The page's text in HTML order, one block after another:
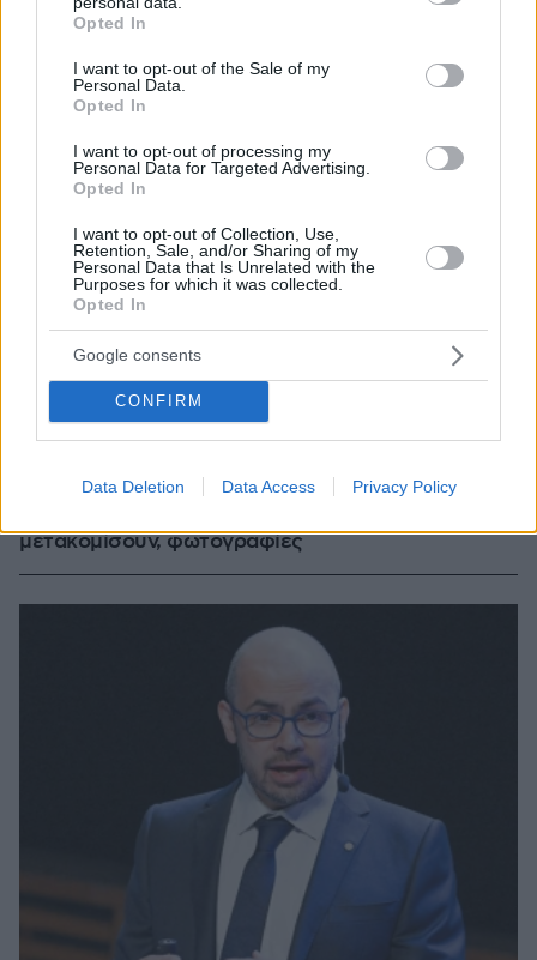
grant or deny consent to Google and its third-party tags to
use your data for below specified purposes in below Google
consent section.
Opted In
I want to opt-out of the Sale of my
Personal Data.
Opted In
I want to opt-out of processing my
Personal Data for Targeted Advertising.
Opted In
I want to opt-out of Collection, Use,
Retention, Sale, and/or Sharing of my
Personal Data that Is Unrelated with the
Purposes for which it was collected.
Opted In
Google consents
CONFIRM
Data Deletion Data Access Privacy Policy
για να αγοράσουν σπίτι στην Αιγιάλεια,
μετακομίσουν, φωτογραφίες
05.08.2026, 19:53